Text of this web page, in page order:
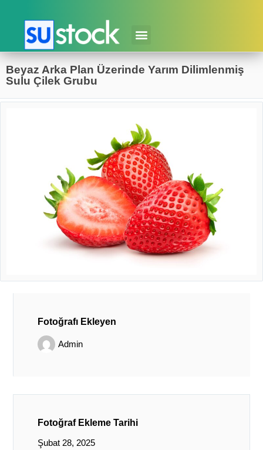
Beyaz Arka Plan Üzerinde Yarım Dilimlenmiş
Sulu Çilek Grubu
Fotoğrafı Ekleyen
Admin
Fotoğraf Ekleme Tarihi
Şubat 28, 2025